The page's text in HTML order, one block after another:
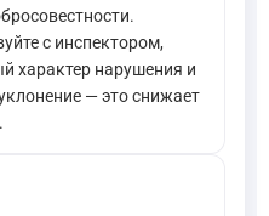
с инспектором,
характер нарушения и
— это снижает